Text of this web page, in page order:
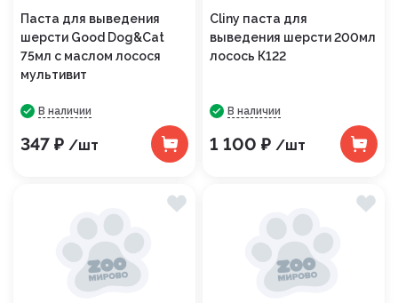
Паста для выведения
шерсти Good Dog&Cat
75мл с маслом лосося
мультивит
В наличии
347 ₽ /шт
Cliny паста для
выведения шерсти 200мл
лосось К122
В наличии
1 100 ₽ /шт